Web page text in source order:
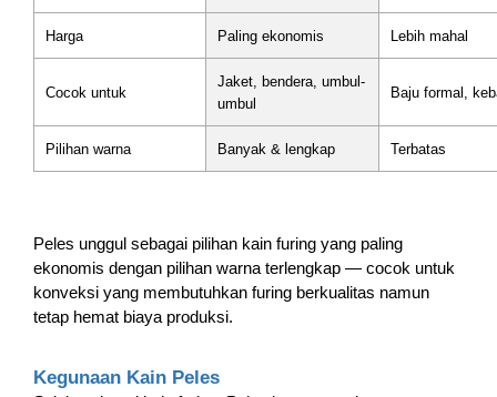
Harga Paling ekonomis Lebih mahal
Cocok untuk
Jaket, bendera, umbul-
umbul
Baju formal,
Pilihan warna Banyak & lengkap Terbatas
Peles unggul sebagai pilihan kain furing yang paling
ekonomis dengan pilihan warna terlengkap — cocok untuk
konveksi yang membutuhkan furing berkualitas namun
tetap hemat biaya produksi.
Kegunaan Kain Peles